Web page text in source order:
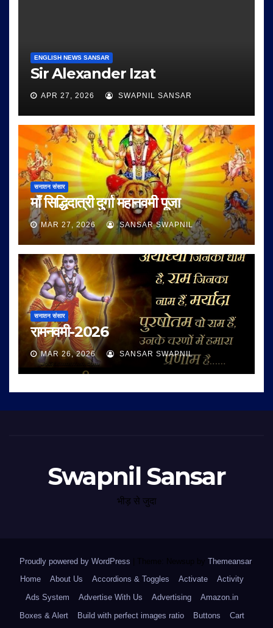
ENGLISH NEWS SANSAR
Sir Alexander Izat
APR 27, 2026 SWAPNIL SANSAR
सनातन संसार
माँ सिद्धिदात्री दुर्गा महानवमी पूजा
MAR 27, 2026 SANSAR SWAPNIL
सनातन संसार
रामनवमी-2026
MAR 26, 2026 SANSAR SWAPNIL
Swapnil Sansar
भीड़ से जुदा
Proudly powered by WordPress Theme: Newsup by Themeansar.
Home
About Us Accordions & Toggles Activate
Activity
Ads System
Advertise With Us Advertising
Amazon.in
Boxes & Alert
Build with perfect images ratio Buttons
Cart